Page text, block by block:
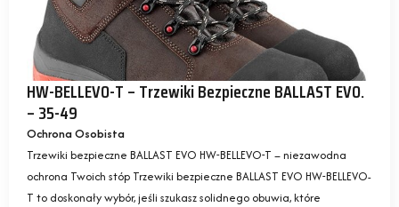
HW-BELLEVO-T – Trzewiki Bezpieczne BALLAST EVO.
– 35-49
Ochrona Osobista
Trzewiki bezpieczne BALLAST EVO HW-BELLEVO-T – niezawodna
ochrona Twoich stóp Trzewiki bezpieczne BALLAST EVO HW-BELLEVO-
T to doskonały wybór, jeśli szukasz solidnego obuwia, które